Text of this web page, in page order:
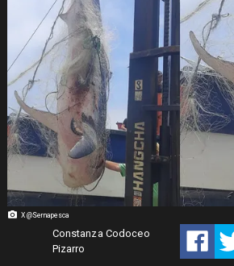
X @Sernapesca
Constanza Codoceo
Pizarro